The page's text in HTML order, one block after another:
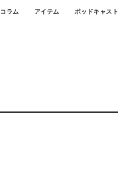
コラム アイテム ポッドキャスト